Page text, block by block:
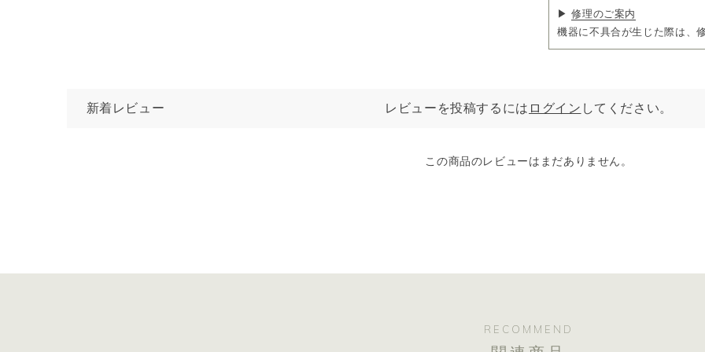
▶修理のご案内
機器に不具合が生じた際は、
新着レビュー レビューを投稿するには ログイン してください。
この商品のレビューはまだありません。
RECOMMEND